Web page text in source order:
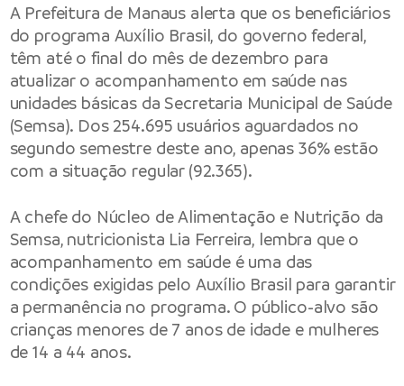
A Prefeitura de Manaus alerta que os beneficiários
do programa Auxílio Brasil, do governo federal,
têm até o final do mês de dezembro para
atualizar o acompanhamento em saúde nas
unidades básicas da Secretaria Municipal de Saúde
(Semsa). Dos 254.695 usuários aguardados no
segundo semestre deste ano, apenas 36% estão
com a situação regular (92.365).
A chefe do Núcleo de Alimentação e Nutrição da
Semsa, nutricionista Lia Ferreira, lembra que o
acompanhamento em saúde é uma das
condições exigidas pelo Auxílio Brasil para garantir
a permanência no programa. O público-alvo são
crianças menores de 7 anos de idade e mulheres
de 14 a 44 anos.